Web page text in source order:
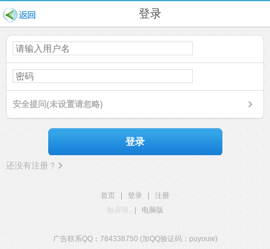
登录
安全提问(未设置请忽略)
登录
还没有注册？
首页 登录
注册
触屏版
电脑版
广告联系QQ：784338750 (加QQ验证码：puyouw)